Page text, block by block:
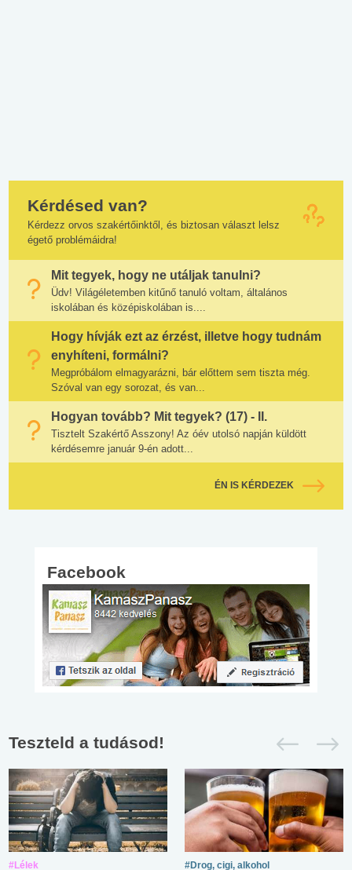
Kérdésed van?
Kérdezz orvos szakértőinktől, és biztosan választ lelsz
égető problémáidra!
Mit tegyek, hogy ne utáljak tanulni?
Üdv! Világéletemben kitűnő tanuló voltam, általános
iskolában és középiskolában is....
Hogy hívják ezt az érzést, illetve hogy tudnám
enyhíteni, formálni?
Megpróbálom elmagyarázni, bár előttem sem tiszta még.
Szóval van egy sorozat, és van...
Hogyan tovább? Mit tegyek? (17) - II.
Tisztelt Szakértő Asszony! Az óév utolsó napján küldött
kérdésemre január 9-én adott...
ÉN IS KÉRDEZEK
Facebook
Teszteld a tudásod!
#Lélek #Drog, cigi, alkohol